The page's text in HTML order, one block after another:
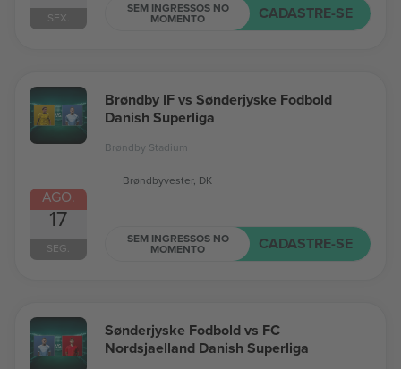
SEX.
SEM INGRESSOS NO
MOMENTO CADASTRE-SE
AGO.
17
SEG.
Brøndby IF vs Sønderjyske Fodbold
Danish Superliga
Brøndby Stadium
Brøndbyvester, DK
SEM INGRESSOS NO
MOMENTO CADASTRE-SE
Sønderjyske Fodbold vs FC
Nordsjaelland Danish Superliga